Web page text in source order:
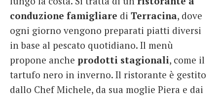
conduzione famigliare di Terracina, dove
ogni giorno vengono preparati piatti diversi
in base al pescato quotidiano. Il menù
propone anche prodotti stagionali, come il
tartufo nero in inverno. Il ristorante è gestito
dallo Chef Michele, da sua moglie Piera e dai